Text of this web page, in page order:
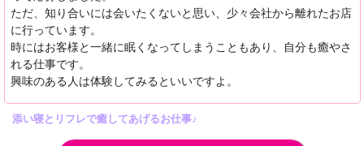
ただ、知り合いには会いたくないと思い、少々会社から離れたお店
に行っています。
時にはお客様と一緒に眠くなってしまうこともあり、自分も癒やさ
れる仕事です。
興味のある人は体験してみるといいですよ。
添い寝とリフレで癒してあげるお仕事♪